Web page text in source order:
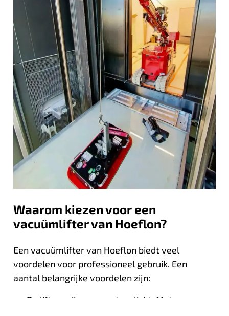
Waarom kiezen voor een
vacuümlifter van Hoeflon?
Een vacuümlifter van Hoeflon biedt veel
voordelen voor professioneel gebruik. Een
aantal belangrijke voordelen zijn:
De lifters zijn compact en licht. Met een